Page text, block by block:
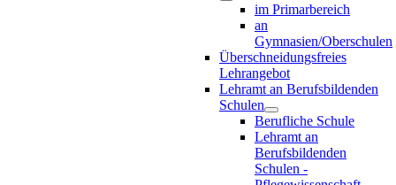
im Primarbereich
an
Gymnasien/Oberschulen
Überschneidungsfreies
Lehrangebot
Lehramt an Berufsbildenden
Schulen
Berufliche Schule
Lehramt an
Berufsbildenden
Schulen -